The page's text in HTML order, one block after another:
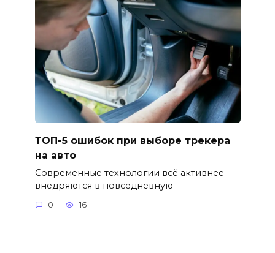
ТОП-5 ошибок при выборе трекера
на авто
Современные технологии всё активнее
внедряются в повседневную
0 16